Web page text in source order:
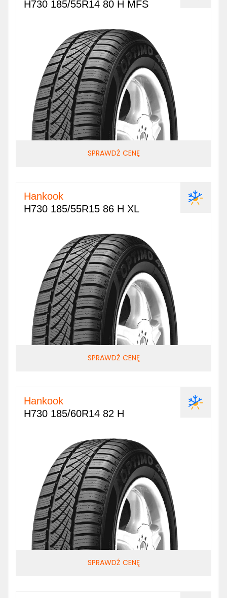
H730 185/55R14 80 H MFS
SPRAWDŹ CENĘ
Hankook
H730 185/55R15 86 H XL
SPRAWDŹ CENĘ
Hankook
H730 185/60R14 82 H
SPRAWDŹ CENĘ